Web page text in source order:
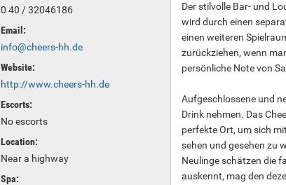
0 40 / 32046186
Email:
info@cheers-hh.de
Website:
http://www.cheers-hh.de
Escorts:
No escorts
Location:
Near a highway
Spa:
Der stilvolle Bar- und
wird durch einen
einen weiteren
zurückziehen, wenn
persönliche Note von
Aufgeschlossene und
Drink nehmen. Das
perfekte Ort, um sich
sehen und gesehen zu
Neulinge schätzen die
auskennt, mag den